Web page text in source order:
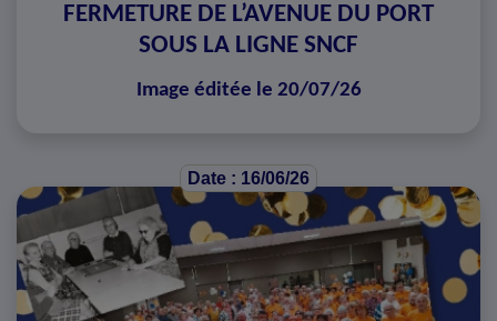
FERMETURE DE L’AVENUE DU PORT
SOUS LA LIGNE SNCF
Image éditée le 20/07/26
Date : 16/06/26